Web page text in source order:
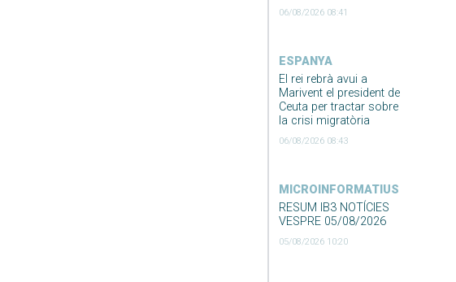
06/08/2026 08:41
ESPANYA
El rei rebrà avui a
Marivent el president de
Ceuta per tractar sobre
la crisi migratòria
06/08/2026 08:43
MICROINFORMATIUS
RESUM IB3 NOTÍCIES
VESPRE 05/08/2026
05/08/2026 10:20